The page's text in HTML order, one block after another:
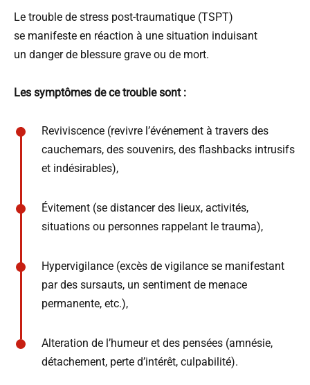
Le trouble de stress post-traumatique (TSPT)
se manifeste en réaction à une situation induisant
un danger de blessure grave ou de mort.
Les symptômes de ce trouble sont :
Reviviscence (revivre l’événement à travers des
cauchemars, des souvenirs, des flashbacks intrusifs
et indésirables),
Évitement (se distancer des lieux, activités,
situations ou personnes rappelant le trauma),
Hypervigilance (excès de vigilance se manifestant
par des sursauts, un sentiment de menace
permanente, etc.),
Alteration de l’humeur et des pensées (amnésie,
détachement, perte d’intérêt, culpabilité).